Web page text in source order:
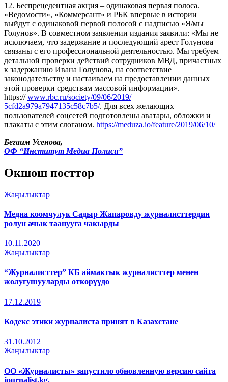
12. Беспрецедентная акция – одинаковая первая полоса.
«Ведомости», «Коммерсант» и РБК впервые в истории
выйдут с одинаковой первой полосой с надписью «Я/мы
Голунов». В совместном заявлении издания заявили: «Мы не
исключаем, что задержание и последующий арест Голунова
связаны с его профессиональной деятельностью. Мы требуем
детальной проверки действий сотрудников МВД, причастных
к задержанию Ивана Голунова, на соответствие
законодательству и настаиваем на предоставлении данных
этой проверки средствам массовой информации».
https://www.rbc.ru/society/09/06/2019/
5cfd2a979a7947135c58c7b5/. Для всех желающих
пользователей соцсетей подготовлены аватары, обложки и
плакаты с этим слоганом. https://meduza.io/feature/2019/06/10/
Бегаим Усенова,
ОФ “Институт Медиа Полиси”
Окшош посттор
Жаңылыктар
Медиа коомчулук Садыр Жапаровду журналисттердин
ролун ачык таанууга чакырды
10.11.2020
Жаңылыктар
“Журналисттер” КБ аймактык журналисттер менен
жолугушууларды өткөрүүдө
17.12.2019
Кодекс этики журналиста принят в Казахстане
31.10.2012
Жаңылыктар
ОО «Журналисты» запустило обновленную версию сайта
journalist.kg.